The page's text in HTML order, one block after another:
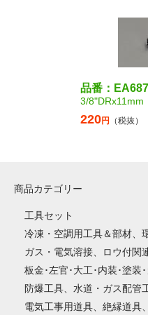
品番：
3/8"DRx11mm
220円 （税抜）
商品カテゴリー
工具セット
冷凍・空調用工具＆部材、
ガス・電気溶接、ロウ付関
板金･左官･大工･内装･塗装
防爆工具、水道・ガス配管
電気工事用道具、絶縁道具